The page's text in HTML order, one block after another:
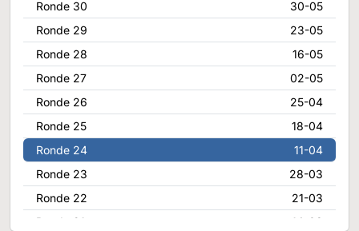
Ronde 30
30-05
Ronde 29
23-05
Ronde 28
16-05
Ronde 27
02-05
Ronde 26
25-04
Ronde 25
18-04
Ronde 24
11-04
Ronde 23
28-03
Ronde 22
21-03
Ronde 21
14-03